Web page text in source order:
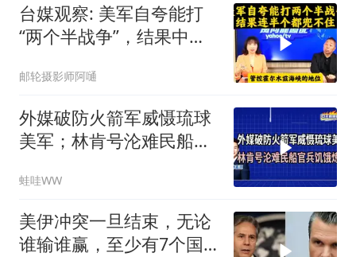
台媒观察: 美军自夸能打
“两个半战争”，结果中东
邮轮摄影师阿嗵
外媒破防火箭军威慑琉球
美军；林肯号沦难民船官
亮.栗正杰｜辣晚报
20260807
蛙哇WW
美伊冲突一旦结束，无论
谁输谁赢，至少有7个国